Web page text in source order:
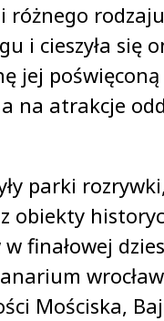
i cieszyła się
jej poświęconą
na atrakcje
parki
obiekty
finałowej
Mościska,